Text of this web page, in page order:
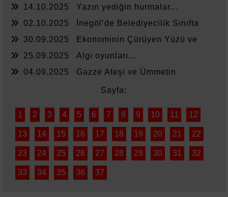
14.10.2025
Yazın yediğin hurmalar...
02.10.2025
İnegöl’de Belediyecilik Sınıfta
30.09.2025
Ekonominin Çürüyen Yüzü ve
25.09.2025
Algı oyunları...
04.09.2025
Gazze Ateşi ve Ümmetin
Sayfa:
1 2 3 4 5 6 7 8 9 10 11 12
13 14 15 16 17 18 19 20 21 22
23 24 25 26 27 28 29 30 31 32
33 34 35 36 37